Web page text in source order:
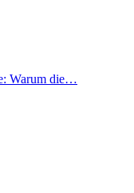
Warum die…